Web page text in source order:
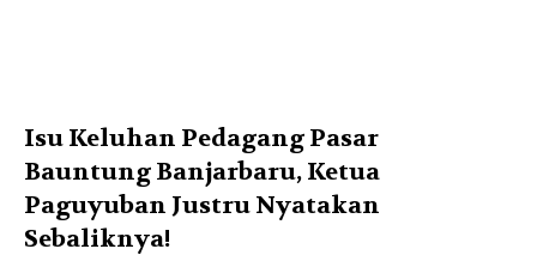
Isu Keluhan Pedagang Pasar
Bauntung Banjarbaru, Ketua
Paguyuban Justru Nyatakan
Sebaliknya!